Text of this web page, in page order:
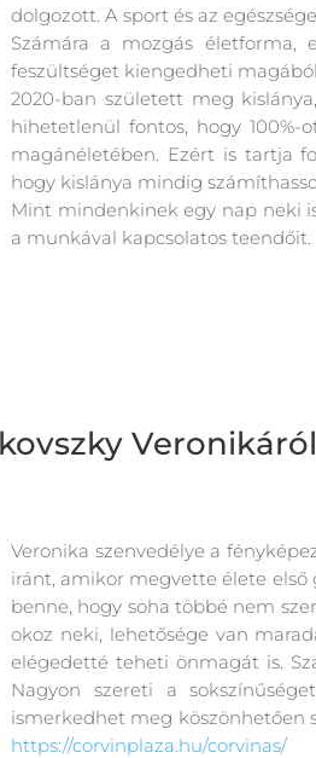
dolgozott. A sport és az
Számára a mozgás
feszültséget kiengedheti
2020-ban született meg
hihetetlenül fontos, hogy
magánéletében. Ezért is tartja
hogy kislánya mindig
Mint mindenkinek egy nap neki
a munkával kapcsolatos teendőit.
Veronikáról
Veronika szenvedélye a
iránt, amikor megvette élete
benne, hogy soha többé nem
okoz neki, lehetősége van
elégedetté teheti önmagát is.
Nagyon szereti a
ismerkedhet meg köszönhetően
https://corvinplaza.hu/corvinas/